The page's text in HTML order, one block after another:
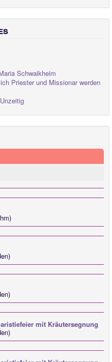
Schwaikheim
Priester und Missionar werden
mit Kräutersegnung